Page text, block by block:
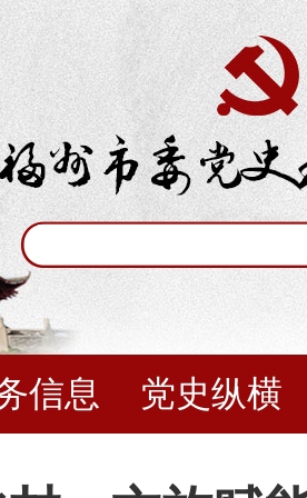
信息 党史纵横